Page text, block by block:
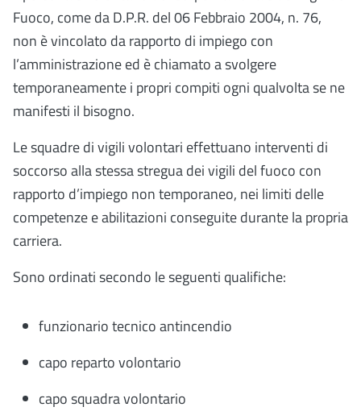
Fuoco, come da D.P.R. del 06 Febbraio 2004, n. 76,
non è vincolato da rapporto di impiego con
l’amministrazione ed è chiamato a svolgere
temporaneamente i propri compiti ogni qualvolta se ne
manifesti il bisogno.
Le squadre di vigili volontari effettuano interventi di
soccorso alla stessa stregua dei vigili del fuoco con
rapporto d’impiego non temporaneo, nei limiti delle
competenze e abilitazioni conseguite durante la propria
carriera.
Sono ordinati secondo le seguenti qualifiche:
funzionario tecnico antincendio
capo reparto volontario
capo squadra volontario